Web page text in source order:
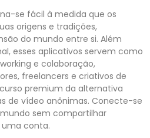
se fácil à medida que os
origens e tradições,
do mundo entre si. Além
esses aplicativos servem como
e colaboração,
freelancers e criativos de
premium da alternativa
de vídeo anônimas. Conecte-se
sem compartilhar
uma conta.